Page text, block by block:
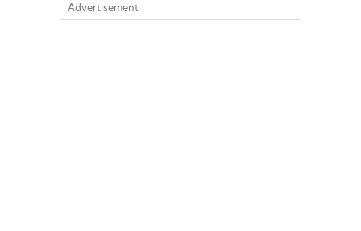
Advertisement